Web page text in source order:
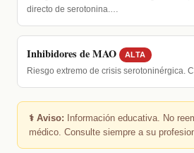
directo de serotonina.…
Inhibidores de MAO ALTA
Riesgo extremo de crisis serotoninérgica.
⚕️ Aviso: Información educativa. No
médico. Consulte siempre a su